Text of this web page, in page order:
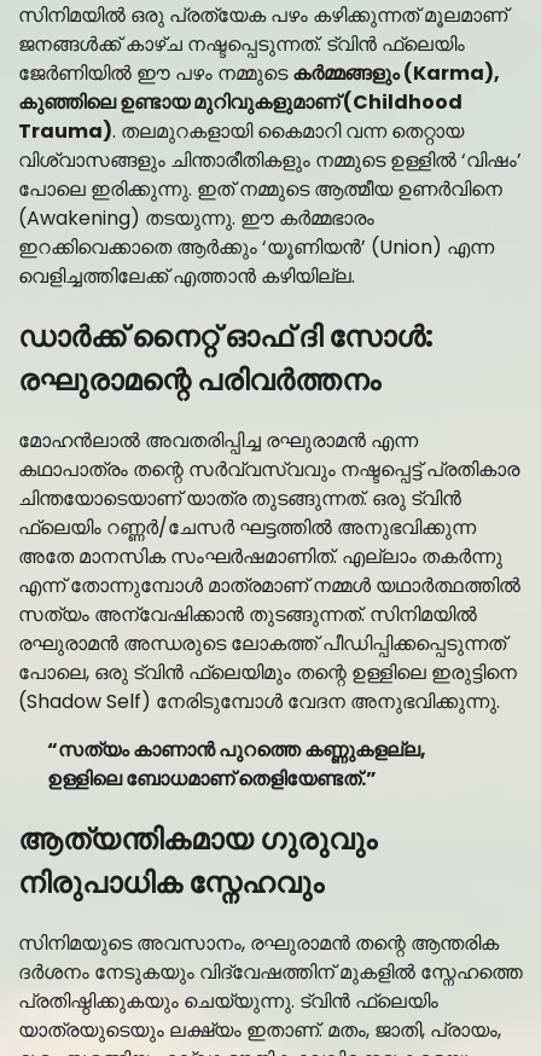
സിനിമയിൽ ഒരു പ്രത്യേക പഴം കഴിക്കുന്നത് മൂലമാണ്
ജനങ്ങൾക്ക് കാഴ്ച നഷ്ടപ്പെടുന്നത്. ട്വിൻ ഫ്ലെയിം
ജേർണിയിൽ ഈ പഴം നമ്മുടെകർമ്മങ്ങളും (Karma),
കുഞ്ഞിലെ ഉണ്ടായ മുറിവുകളുമാണ് (Childhood
Trauma). തലമുറകളായി കൈമാറി വന്ന തെറ്റായ
വിശ്വാസങ്ങളും ചിന്താരീതികളും നമ്മുടെ ഉള്ളിൽ ‘വിഷം’
പോലെ ഇരിക്കുന്നു. ഇത് നമ്മുടെ ആത്മീയ ഉണർവിനെ
(Awakening) തടയുന്നു. ഈ കർമ്മഭാരം
ഇറക്കിവെക്കാതെ ആർക്കും ‘യൂണിയൻ’ (Union) എന്ന
വെളിച്ചത്തിലേക്ക് എത്താൻ കഴിയില്ല.
ഡാർക്ക് നൈറ്റ് ഓഫ് ദി സോൾ:
രഘുരാമന്റെ പരിവർത്തനം
മോഹൻലാൽ അവതരിപ്പിച്ച രഘുരാമൻ എന്ന
കഥാപാത്രം തന്റെ സർവ്വസ്വവും നഷ്ടപ്പെട്ട് പ്രതികാര
ചിന്തയോടെയാണ് യാത്ര തുടങ്ങുന്നത്. ഒരു ട്വിൻ
ഫ്ലെയിം റണ്ണർ/ചേസർ ഘട്ടത്തിൽ അനുഭവിക്കുന്ന
അതേ മാനസിക സംഘർഷമാണിത്. എല്ലാം തകർന്നു
എന്ന് തോന്നുമ്പോൾ മാത്രമാണ് നമ്മൾ യഥാർത്ഥത്തിൽ
സത്യം അന്വേഷിക്കാൻ തുടങ്ങുന്നത്. സിനിമയിൽ
രഘുരാമൻ അന്ധരുടെ ലോകത്ത് പീഡിപ്പിക്കപ്പെടുന്നത്
പോലെ, ഒരു ട്വിൻ ഫ്ലെയിമും തന്റെ ഉള്ളിലെ ഇരുട്ടിനെ
(Shadow Self) നേരിടുമ്പോൾ വേദന അനുഭവിക്കുന്നു.
“സത്യം കാണാൻ പുറത്തെ കണ്ണുകളല്ല,
ഉള്ളിലെ ബോധമാണ് തെളിയേണ്ടത്.”
ആത്യന്തികമായ ഗുരുവും
നിരുപാധിക സ്നേഹവും
സിനിമയുടെ അവസാനം, രഘുരാമൻ തന്റെ ആന്തരിക
ദർശനം നേടുകയും വിദ്വേഷത്തിന് മുകളിൽ സ്നേഹത്തെ
പ്രതിഷ്ഠിക്കുകയും ചെയ്യുന്നു. ട്വിൻ ഫ്ലെയിം
യാത്രയുടെയും ലക്ഷ്യം ഇതാണ്. മതം, ജാതി, പ്രായം,